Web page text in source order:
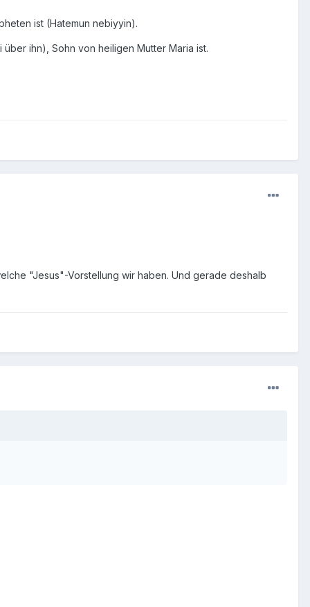
ist (Hatemun nebiyyin).
ihn), Sohn von heiligen Mutter Maria ist.
"Jesus"-Vorstellung wir haben. Und gerade deshalb